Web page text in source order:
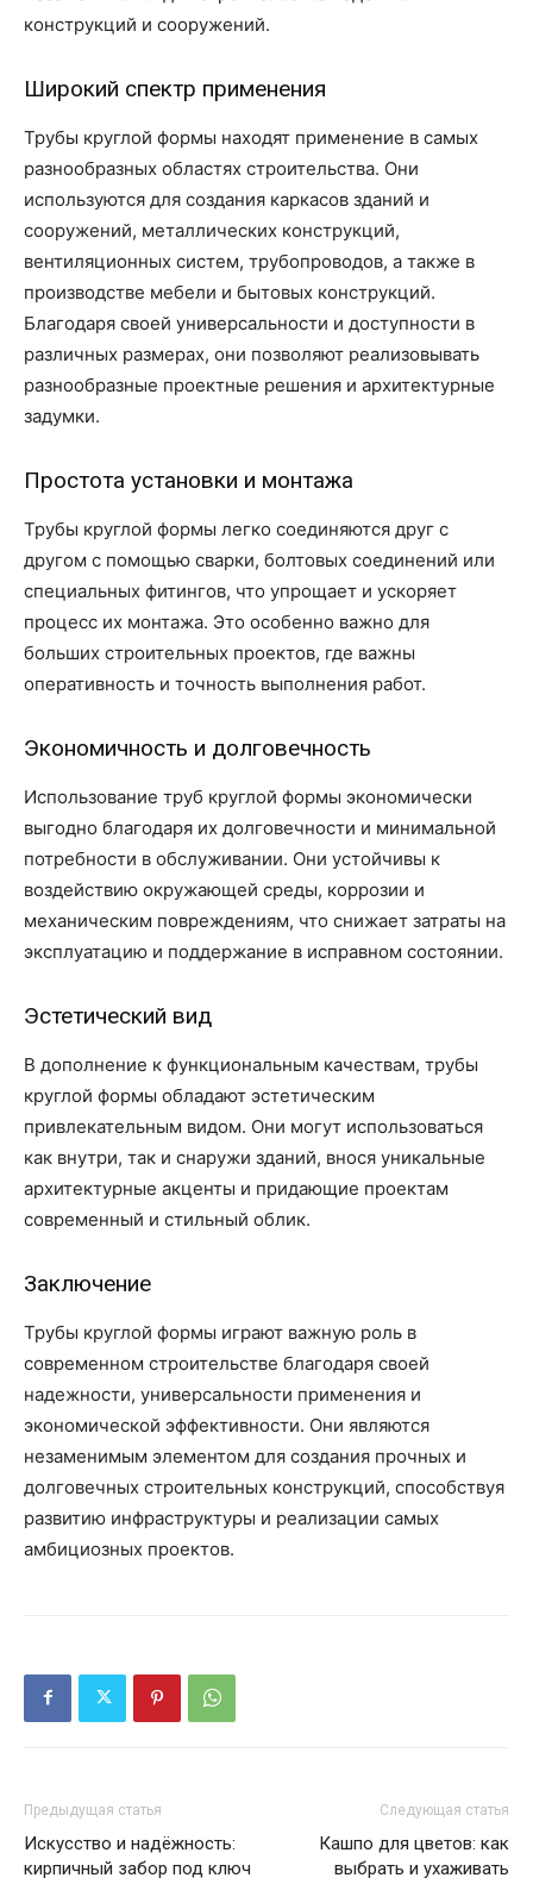
конструкций и сооружений.
Широкий спектр применения
Трубы круглой формы находят применение в самых
разнообразных областях строительства. Они
используются для создания каркасов зданий и
сооружений, металлических конструкций,
вентиляционных систем, трубопроводов, а также в
производстве мебели и бытовых конструкций.
Благодаря своей универсальности и доступности в
различных размерах, они позволяют реализовывать
разнообразные проектные решения и архитектурные
задумки.
Простота установки и монтажа
Трубы круглой формы легко соединяются друг с
другом с помощью сварки, болтовых соединений или
специальных фитингов, что упрощает и ускоряет
процесс их монтажа. Это особенно важно для
больших строительных проектов, где важны
оперативность и точность выполнения работ.
Экономичность и долговечность
Использование труб круглой формы экономически
выгодно благодаря их долговечности и минимальной
потребности в обслуживании. Они устойчивы к
воздействию окружающей среды, коррозии и
механическим повреждениям, что снижает затраты на
эксплуатацию и поддержание в исправном состоянии.
Эстетический вид
В дополнение к функциональным качествам, трубы
круглой формы обладают эстетическим
привлекательным видом. Они могут использоваться
как внутри, так и снаружи зданий, внося уникальные
архитектурные акценты и придающие проектам
современный и стильный облик.
Заключение
Трубы круглой формы играют важную роль в
современном строительстве благодаря своей
надежности, универсальности применения и
экономической эффективности. Они являются
незаменимым элементом для создания прочных и
долговечных строительных конструкций, способствуя
развитию инфраструктуры и реализации самых
амбициозных проектов.
Предыдущая статья
Искусство и надёжность:
кирпичный забор под ключ
Следующая статья
Кашпо для цветов: как
выбрать и ухаживать